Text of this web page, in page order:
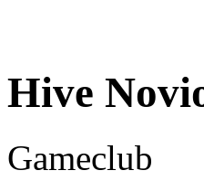
Hive
Gameclub